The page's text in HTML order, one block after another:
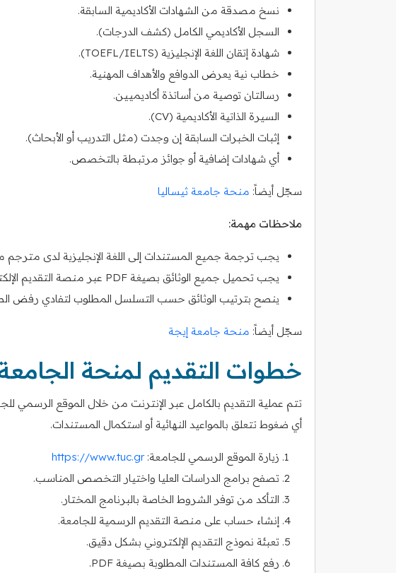
نسخ مصدقة من الشهادات الأكاديمية السابقة.
السجل الأكاديمي الكامل (كشف الدرجات).
شهادة إتقان اللغة الإنجليزية (TOEFL/IELTS).
خطاب نية يعرض الدوافع والأهداف المهنية.
رسالتان توصية من أساتذة أكاديميين.
السيرة الذاتية الأكاديمية (CV).
إثبات الخبرات السابقة إن وجدت (مثل التدريب أو الأبحاث).
أي شهادات إضافية أو جوائز مرتبطة بالتخصص.
سجّل أيضاً: منحة جامعة ثيساليا
ملاحظات مهمة:
يجب ترجمة جميع المستندات إلى اللغة الإنجليزية لدى مترجم
يجب تحميل جميع الوثائق بصيغة PDF عبر منصة التقديم الإلكترونية.
ينصح بترتيب الوثائق حسب التسلسل المطلوب لتفادي رفض
سجّل أيضاً: منحة جامعة إيجة
خطوات التقديم لمنحة
تتم عملية التقديم بالكامل عبر الإنترنت من خلال الموقع الرسمي
أي ضغوط تتعلق بالمواعيد النهائية أو استكمال المستندات.
زيارة الموقع الرسمي للجامعة:https://www.tuc.gr
تصفح برامج الدراسات العليا واختيار التخصص المناسب.
التأكد من توفر الشروط الخاصة بالبرنامج المختار.
إنشاء حساب على منصة التقديم الرسمية للجامعة.
تعبئة نموذج التقديم الإلكتروني بشكل دقيق.
رفع كافة المستندات المطلوبة بصيغة PDF.